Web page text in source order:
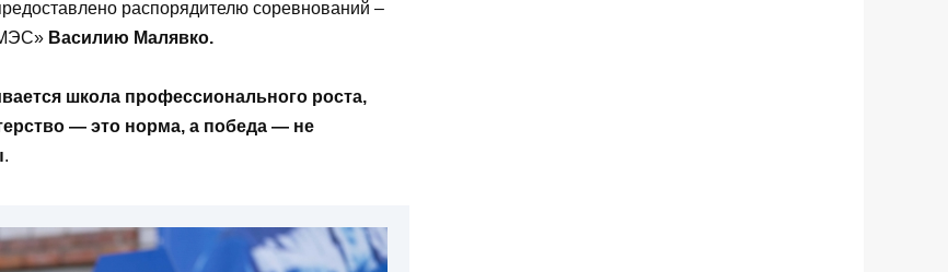
распорядителю соревнований –
Василию Малявко.
школа профессионального роста,
— это норма, а победа — не
.